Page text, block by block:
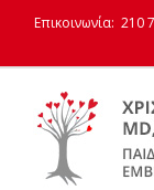
Επικοινωνία: 210